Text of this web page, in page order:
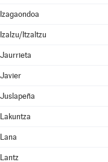
Izagaondoa
Izalzu/Itzaltzu
Jaurrieta
Javier
Juslapeña
Lakuntza
Lana
Lantz